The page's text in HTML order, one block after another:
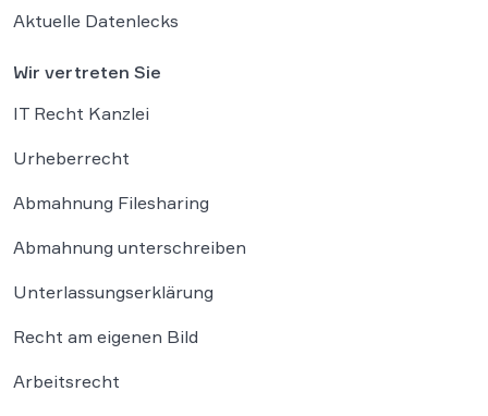
Aktuelle Datenlecks
Wir vertreten Sie
IT Recht Kanzlei
Urheberrecht
Abmahnung Filesharing
Abmahnung unterschreiben
Unterlassungserklärung
Recht am eigenen Bild
Arbeitsrecht